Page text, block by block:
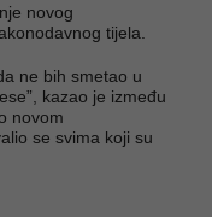
novog
tijela.
ne bih smetao u
kazao je između
novom
se svima koji su